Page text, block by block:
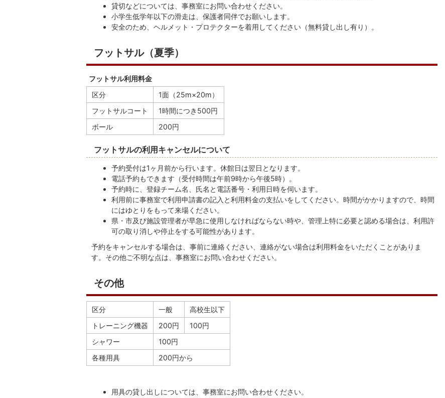
貸切などについては、事務室にお問い合わせください。
小学生低学年以下の滑走は、保護者同伴でお願いします。
安全のため、ヘルメット・プロテクターを着用してください（無料貸し出し有り）。
フットサル（夏季）
フットサル利用料金
区分
1面（25m×20m）
フットサルコート
1時間につき500円
ボール
200円
フットサルの利用キャンセルについて
予約受付は1ヶ月前から行います。休館日は翌日となります。
電話予約もできます（受付時間は午前9時から午後5時）。
予約時に、登録チーム名、氏名と電話番号・利用日時を伺います。
利用前に事務室で利用申請書の記入と利用料金の支払いをしてください。時間がかかりますので、時間
にはゆとりをもって来場ください。
県・市及び施設管理者が早急に使用しなければならない時や、管理上特に必要と認める場合は、利用許
可の取り消しや停止をする可能性があります。
予約をキャンセルする場合は、事前に連絡ください、連絡がない場合は利用料金をいただくことがありま
す。その他ご不明な点は、事務室にお問い合わせください。
その他
区分 一般
高校生以下
トレーニング機器
200円
100円
シャワー
100円
各種用具
200円から
用具の貸し出しについては、事務室にお問い合わせください。